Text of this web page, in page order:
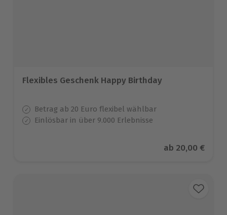
Flexibles Geschenk Happy Birthday
Betrag ab 20 Euro flexibel wählbar
Einlösbar in über 9.000 Erlebnisse
Aktueller Preis
ab 20,00 €